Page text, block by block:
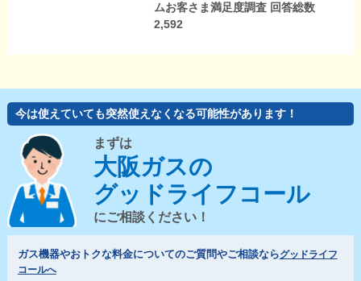
ムお客さま満足度調査 回答総数
2,592
今は使えていても突然使えなくなる可能性があります！
まずは
大阪ガスの
グッドライフコール
にご相談ください！
ガス機器やおトクな料金についてのご質問やご相談ならグッドライフ
コールへ